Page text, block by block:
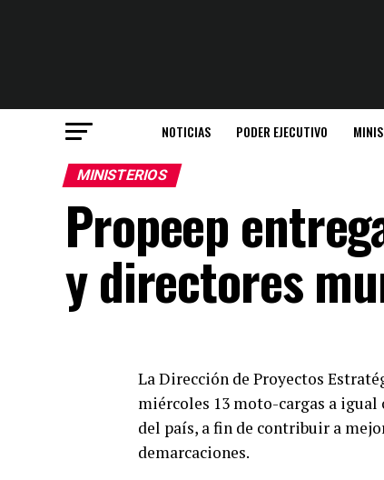
NOTICIAS PODER EJECUTIVO
MINISTERIOS
Propeep
y directores
La Dirección de Proyectos
miércoles 13 moto-cargas a
del país, a fin de contribuir a
demarcaciones.